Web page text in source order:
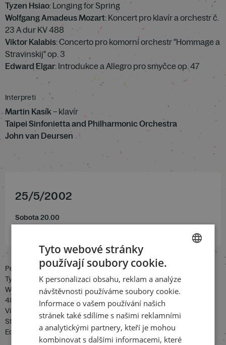
Tyzen Hsiao: Longing for Spring
Wolfgang Amadeus Mozart: Koncert pro klavír a orchestr č.
23 A dur KV 488
Viktor Kalabis: Concerto pro komorní orchestr "Hommage a
Stravinskij" op. 3
Edward Elgar: Introdukce a Allegro pro smyčce op. 47
Interpreti
Martin Kasík– klavír
Taipei Sinfonietta and Philharmonic Orchestra
John van Deursen
25/5/2002
Sobota 20.00
Rudolfinum – Dvořákova síň
Peng Jing: Swing Moon Light
Tyzen Hsaio: Longing for Spring
Wolfgang Amadeus Mozart: Koncert pro klavír a orchestr A dur, KV
488
Viktor Kalabis: Concerto pro komorní orchestr „Hommage a
Stravinskij“, op. 3
Edward Elgar: Introdukce a Allegro pro smyčce, op. 47
ENGLISH
Tyto webové stránky
používají soubory cookie.
K personalizaci obsahu, reklam a analýze
návštěvnosti používáme soubory cookie.
Informace o vašem používání našich
stránek také sdílíme s našimi reklamními
a analytickými partnery, kteří je mohou
kombinovat s dalšími informacemi, které